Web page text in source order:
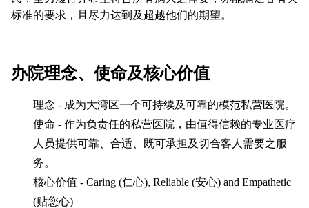
标准的要求，且尽力达到及超越他们的期望。
办院理念、使命及核心价值
理念 - 成为大湾区一个可持续及可靠的模范私营医院。
使命 - 作为负责任的私营医院，由值得信赖的专业医疗
人员提供可靠、合适、既可承担及切合客人需要之服
务。
核心价值 - Caring (仁心), Reliable (安心) and Empathetic
(贴您心)